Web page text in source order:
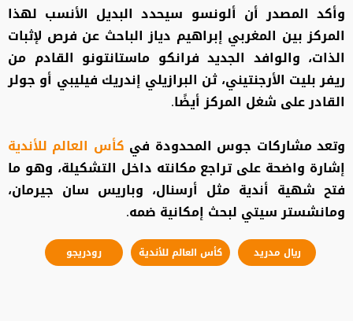
وأكد المصدر أن ألونسو سيحدد البديل الأنسب لهذا
المركز بين المغربي إبراهيم دياز الباحث عن فرص لإثبات
الذات، والوافد الجديد فرانكو ماستانتونو القادم من
ريفر بليت الأرجنتيني، ثن البرازيلي إندريك فيليبي أو جولر
القادر على شغل المركز أيضًا.
وتعد مشاركات جوس المحدودة في كأس العالم للأندية
إشارة واضحة على تراجع مكانته داخل التشكيلة، وهو ما
فتح شهية أندية مثل أرسنال، وباريس سان جيرمان،
ومانشستر سيتي لبحث إمكانية ضمه.
ريال مدريد كأس العالم للأندية رودريجو